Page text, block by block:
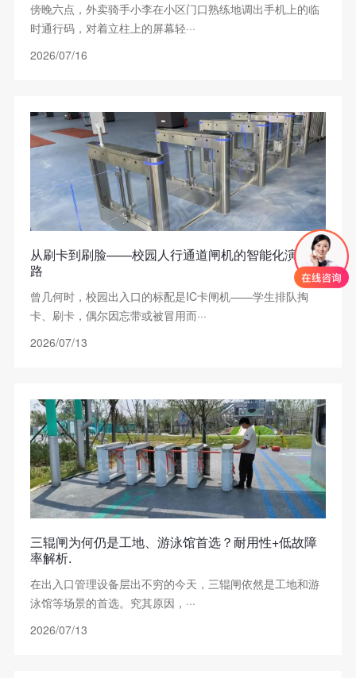
傍晚六点，外卖骑手小李在小区门口熟练地调出手机上的临
时通行码，对着立柱上的屏幕轻···
2026/07/16
从刷卡到刷脸——校园人行通道闸机的智能化演进之
路
曾几何时，校园出入口的标配是IC卡闸机——学生排队掏
卡、刷卡，偶尔因忘带或被冒用而···
2026/07/13
三辊闸为何仍是工地、游泳馆首选？耐用性+低故障
率解析.
在出入口管理设备层出不穷的今天，三辊闸依然是工地和游
泳馆等场景的首选。究其原因，···
2026/07/13